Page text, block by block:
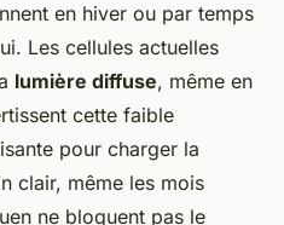
en hiver ou par temps
Les cellules actuelles
lumière diffuse, même en
cette faible
pour charger la
clair, même les mois
ne bloquent pas le